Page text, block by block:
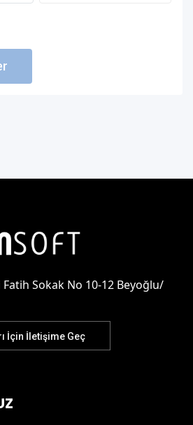
Sokak No 10-12 Beyoğlu/
İçin İletişime Geç